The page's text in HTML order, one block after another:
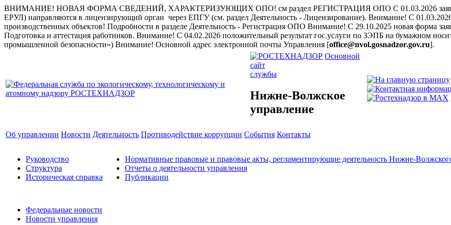
ВНИМАНИЕ! НОВАЯ ФОРМА СВЕДЕНИЙ, ХАРАКТЕРИЗУЮЩИХ ОПО! см раздел РЕГИСТРАЦИЯ ОПО С 01.03.2026
ЕРУЛ) направляются в лицензирующий орган через ЕПГУ (см. раздел Деятельность - Лицензирование). Внимание! С
производственных объектов! Подробности в разделе Деятельность - Регистрация ОПО Внимание! С 29.10.2025 новая форма
Подготовка и аттестация работников. Внимание! С 04.02.2026 положительный результат гос.услуги по ЗЭПБ на бумажном
промышленной безопасности») Внимание! Основной адрес электронной почты Управления [office@nvol.gosnadzor.gov.ru].
Основной
сайт
службы
Нижне-Волжское
управление
Об управлении Новости Деятельность Противодействие коррупции События Контакты
Руководство
Структура
Историческая справка
Нормативные правовые и правовые акты, регламентирующие деятельность Нижне-
Отчеты о деятельности управления
Публикации
Федеральные новости
Новости управления